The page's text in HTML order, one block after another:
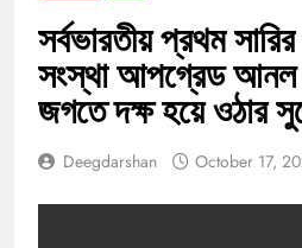
সর্বভারতীয় প্রথম
সংস্থা আপগ্রেড
জগতে দক্ষ হয়ে ওঠার
Deegdarshan October 17,